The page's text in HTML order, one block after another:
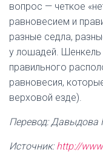
вопрос — четкое
равновесием и
разные седла,
у лошадей. Шенкель
правильного
равновесия,
верховой езде).
Перевод: Давыдова
Источник: http://